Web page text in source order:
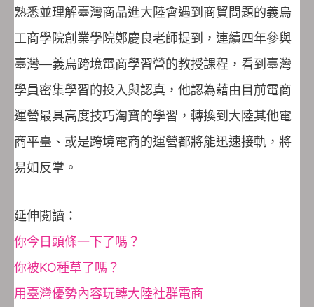
熟悉並理解臺灣商品進大陸會遇到商貿問題的義烏
工商學院創業學院鄭慶良老師提到，連續四年參與
臺灣—義烏跨境電商學習營的教授課程，看到臺灣
學員密集學習的投入與認真，他認為藉由目前電商
運營最具高度技巧淘寶的學習，轉換到大陸其他電
商平臺、或是跨境電商的運營都將能迅速接軌，將
易如反掌。
延伸閱讀：
你今日頭條一下了嗎？
你被KO種草了嗎？
用臺灣優勢內容玩轉大陸社群電商